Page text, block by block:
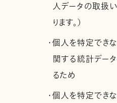
人データの取扱
ります。）
・個人を特定でき
関する統計デー
るため
・個人を特定でき